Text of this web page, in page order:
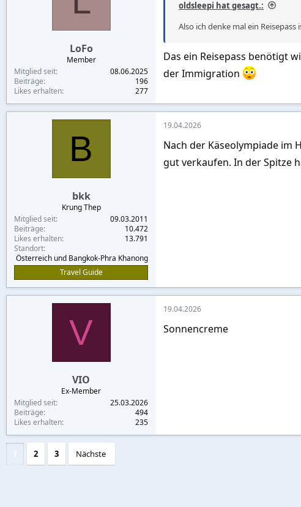
LoFo
Member
Mitglied seit
08.06.2025
Beiträge
196
Likes erhalten
277
oldsleepi hat gesagt.:
Also ich denke mal ein
Das ein Reisepass benötigt
der Immigration
B
bkk
Krung Thep
Mitglied seit
09.03.2011
Beiträge
10.472
Likes erhalten
13.791
Standort
Österreich und Bangkok-Phra Khanong
Travel Guide
19.04.2026
Nach der Käseolympiade im
gut verkaufen. In der Spitze
V
VIO
Ex-Member
Mitglied seit
25.03.2026
Beiträge
494
Likes erhalten
235
19.04.2026
Sonnencreme
2 3 Nächste